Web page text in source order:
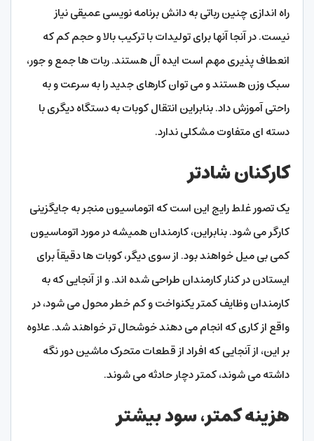
راه اندازی چنین رباتی به دانش برنامه نویسی عمیقی نیاز
نیست. در آنجا آنها برای تولیدات با ترکیب بالا و حجم کم که
انعطاف پذیری مهم است ایده آل هستند. ربات ها جمع و جور،
سبک وزن هستند و می توان کارهای جدید را به سرعت و به
راحتی آموزش داد. بنابراین انتقال کوبات به دستگاه دیگری با
دسته ای متفاوت مشکلی ندارد.
کارکنان شادتر
یک تصور غلط رایج این است که اتوماسیون منجر به جایگزینی
کارگر می شود. بنابراین، کارمندان همیشه در مورد اتوماسیون
کمی بی میل خواهند بود. از سوی دیگر، کوبات ها دقیقاً برای
ایستادن در کنار کارمندان طراحی شده اند. و از آنجایی که به
کارمندان وظایف کمتر یکنواخت و کم خطر محول می شود، در
واقع از کاری که انجام می دهند خوشحال تر خواهند شد. علاوه
بر این، از آنجایی که افراد از قطعات متحرک ماشین دور نگه
داشته می شوند، کمتر دچار حادثه می شوند.
هزینه کمتر، سود بیشتر